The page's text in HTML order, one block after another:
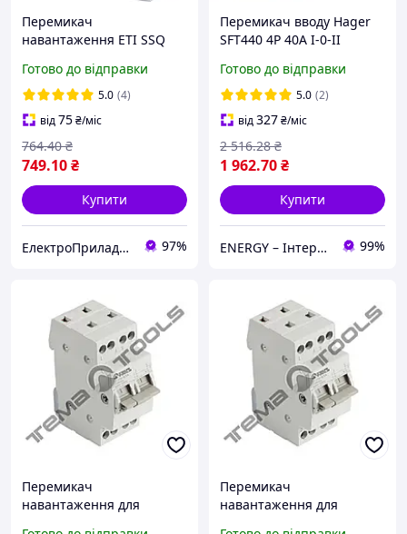
Перемикач
навантаження ETI SSQ
2421435 мережа-
генератор (введення
резерву)
Готово до відправки
5.0 (4)
від75₴/міс
749.10₴
764.40 ₴
Купити
ЕлектроПриладТехСервіс 97%
Перемикач вводу Hager
SFT440 4P 40A I-0-II
генератор)
Готово до відправки
5.0 (2)
від327₴/міс
1 962.70₴
2 516.28 ₴
Купити
ENERGY – Інтернет-магазин електротоварів 99%
Перемикач
навантаження для
Перемикач
навантаження для